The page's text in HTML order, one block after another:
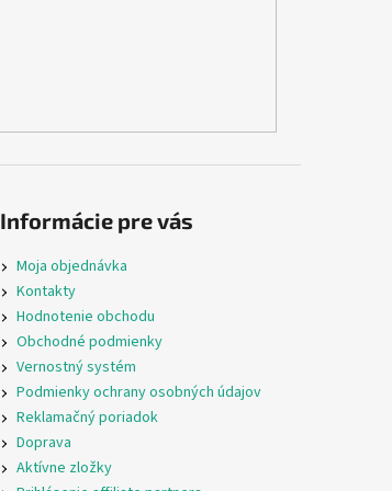
Informácie pre vás
Moja objednávka
Kontakty
Hodnotenie obchodu
Obchodné podmienky
Vernostný systém
Podmienky ochrany osobných údajov
Reklamačný poriadok
Doprava
Aktívne zložky